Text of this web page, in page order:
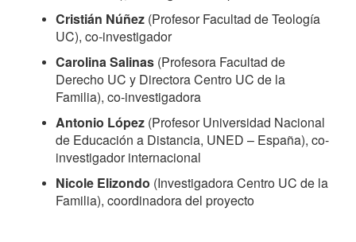
Cristián Núñez (Profesor Facultad de Teología
UC), co-investigador
Carolina Salinas (Profesora Facultad de
Derecho UC y Directora Centro UC de la
Familia), co-investigadora
Antonio López (Profesor Universidad Nacional
de Educación a Distancia, UNED – España), co-
investigador internacional
Nicole Elizondo (Investigadora Centro UC de la
Familia), coordinadora del proyecto